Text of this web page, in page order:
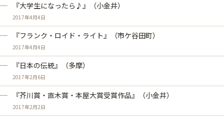
『大学生になったら♪』（小金井）
2017年4月4日
『フランク・ロイド・ライト』（市ケ谷田町）
2017年4月4日
『日本の伝統』（多摩）
2017年2月6日
『芥川賞・直木賞・本屋大賞受賞作品』（小金井）
2017年2月2日